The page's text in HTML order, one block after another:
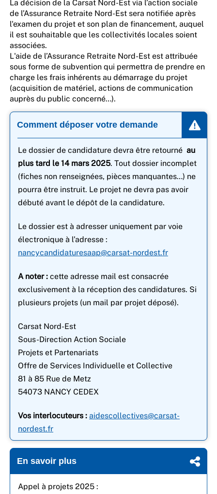
La décision de la Carsat Nord-Est via l’action sociale
de l’Assurance Retraite Nord-Est sera notifiée après
l'examen du projet et son plan de financement, auquel
il est souhaitable que les collectivités locales soient
associées.
L'aide de l’Assurance Retraite Nord-Est est attribuée
sous forme de subvention qui permettra de prendre en
charge les frais inhérents au démarrage du projet
(acquisition de matériel, actions de communication
auprès du public concerné…).
Comment déposer votre demande
Le dossier de candidature devra être retourné au
plus tard le 14 mars 2025. Tout dossier incomplet
(fiches non renseignées, pièces manquantes…) ne
pourra être instruit. Le projet ne devra pas avoir
débuté avant le dépôt de la candidature.
Le dossier est à adresser uniquement par voie
électronique à l’adresse :
nancycandidaturesaap@carsat-nordest.fr
A noter : cette adresse mail est consacrée
exclusivement à la réception des candidatures. Si
plusieurs projets (un mail par projet déposé).
Carsat Nord-Est
Sous-Direction Action Sociale
Projets et Partenariats
Offre de Services Individuelle et Collective
81 à 85 Rue de Metz
54073 NANCY CEDEX
Vos interlocuteurs : aidescollectives@carsat-
nordest.fr
En savoir plus
Appel à projets 2025 :